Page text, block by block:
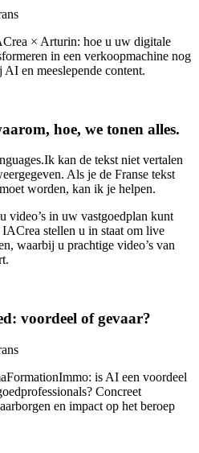
× Arturin: hoe u uw digitale
in een verkoopmachine nog
en meeslepende content.
hoe, we tonen alles.
kan de tekst niet vertalen
Als je de Franse tekst
worden, kan ik je helpen.
video’s in uw vastgoedplan kunt
stellen u in staat om live
waarbij u prachtige video’s van
voordeel of gevaar?
is AI een voordeel
Concreet
en impact op het beroep